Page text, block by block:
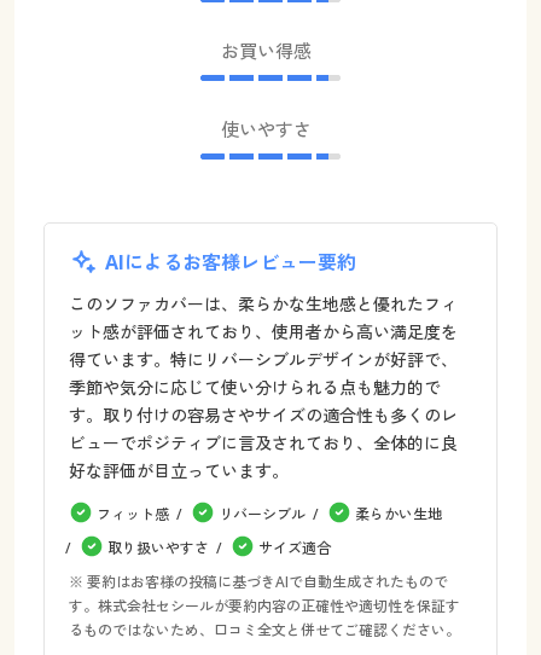
お買い得感
使いやすさ
AIによるお客様レビュー要約
このソファカバーは、柔らかな生地感と優れたフィ
ット感が評価されており、使用者から高い満足度を
得ています。特にリバーシブルデザインが好評で、
季節や気分に応じて使い分けられる点も魅力的で
す。取り付けの容易さやサイズの適合性も多くのレ
ビューでポジティブに言及されており、全体的に良
好な評価が目立っています。
フィット感 リバーシブル
柔らかい生地
取り扱いやすさ
サイズ適合
※ 要約はお客様の投稿に基づきAIで自動生成されたもので
す。株式会社セシールが要約内容の正確性や適切性を保証す
るものではないため、口コミ全文と併せてご確認ください。